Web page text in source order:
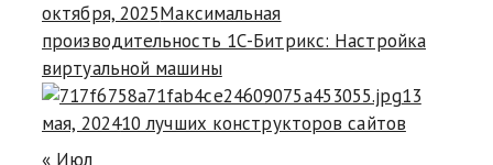
октября, 2025Максимальная
производительность 1С-Битрикс: Настройка
виртуальной машины
13
мая, 202410 лучших конструкторов сайтов
« Июл